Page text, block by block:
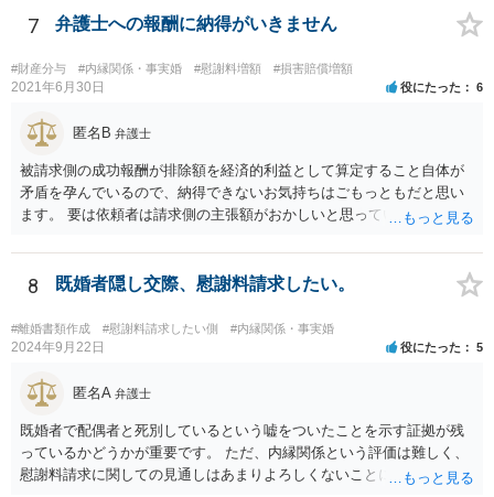
生じているので、 厳密に婚約が成立しているかどうかは別として、話
す。 相手としても、裁判までして争って支払いゼロを目指すよりは、
一定額を支払って円満に解決したいと考える可能性はあります。
7 弁護士への報酬に納得がいきません
#財産分与 #内縁関係・事実婚 #慰謝料増額 #損害賠償増額
2021年6月30日 役にたった 6
匿名B 弁護士
被請求側の成功報酬が排除額を経済的利益として算定すること自体が
矛盾を孕んでいるので、納得できないお気持ちはごもっともだと思い
ます。 要は依頼者は請求側の主張額がおかしいと思っているからこそ
しておきながら、成功報酬の請求の段になるとその「おかしい」請求
側の主張額を基準にして排除額を経済的利益として成功報酬を算定す
るのは、二枚舌との誹りを受けても仕方がない面もあるように思いま
す。 ですので、被請求側の弁護士は、タイムチャージを併用したり、
対応継続月毎に報酬を受けたり、出廷日当で調整したり、できるだけ
いますが、そうなってくると弁護士に勝訴インセンティブが働きにく
くなるのがなかなか難しいところです。 二枚舌を避けつつ、勝訴イン
センティブも確保するためには、請求側の主張額を鵜呑みにした排除
額ベースとするのではなく、弁護士として反対の立場であれば、２～
３割くらいの確率で認められそうな金額がいくらくらいかを提示した
8 既婚者隠し交際、慰謝料請求したい。
#離婚書類作成 #慰謝料請求したい側 #内縁関係・事実婚
2024年9月22日 役にたった 5
匿名A 弁護士
既婚者で配偶者と死別しているという嘘をついたことを示す証拠が残
っているかどうかが重要です。 ただ、内縁関係という評価は難しく、
慰謝料請求に関しての見通しはあまりよろしくないことにご留意なさ